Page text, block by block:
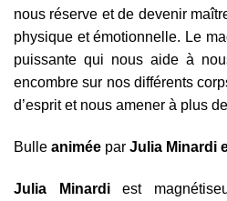
nous réserve et de devenir
physique et émotionnelle. Le
puissante qui nous aide à
encombre sur nos différents
d’esprit et nous amener à plus
Bulle animée par Julia Minardi
Julia Minardiest